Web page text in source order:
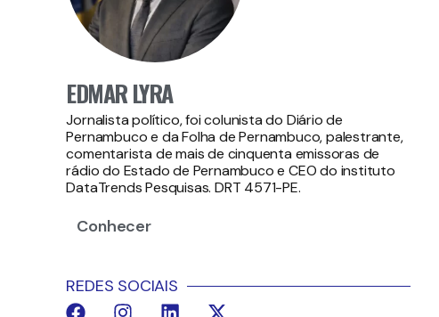
EDMAR LYRA
Jornalista político, foi colunista do Diário de
Pernambuco e da Folha de Pernambuco, palestrante,
comentarista de mais de cinquenta emissoras de
rádio do Estado de Pernambuco e CEO do instituto
DataTrends Pesquisas. DRT 4571-PE.
Conhecer
REDES SOCIAIS